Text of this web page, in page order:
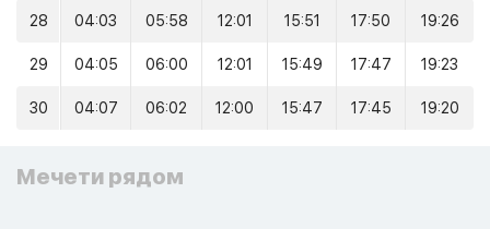
28 04:03 05:58 12:01 15:51 17:50 19:26
29 04:05 06:00 12:01 15:49 17:47 19:23
30 04:07 06:02 12:00 15:47 17:45 19:20
Мечети рядом